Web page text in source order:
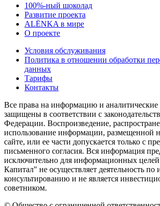
100%-ный шоколад
Развитие проекта
ALЁNKA в мире
О проекте
Условия обслуживания
Политика в отношении обработки
данных
Тарифы
Контакты
Все права на информацию и аналитические
защищены в соответствии с
Федерации. Воспроизведение,
использование информации, размещенной
сайте, или ее части допускается только с
письменного согласия. Вся информация
исключительно для информационных
Капитал" не осуществляет деятельность
консультированию и не является
советником.